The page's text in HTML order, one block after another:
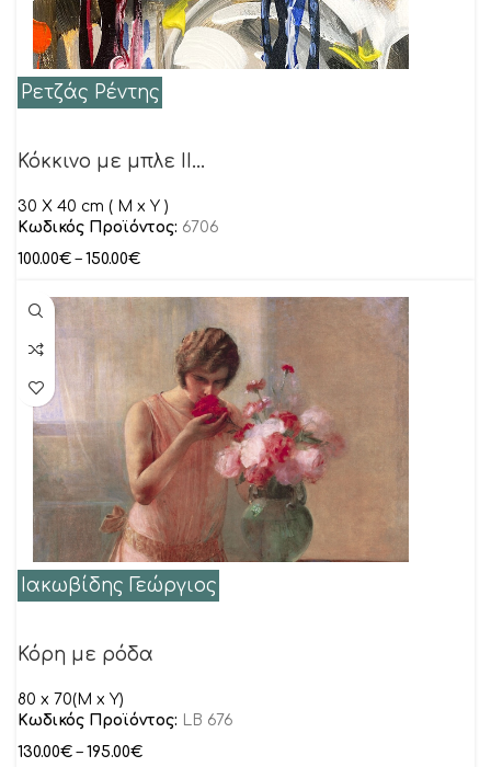
Ρετζάς Ρέντης
Κόκκινο με μπλε II…
30 Χ 40 cm ( M x Y )
Κωδικός Προϊόντος: 6706
100.00€ – 150.00€
Ιακωβίδης Γεώργιος
Κόρη με ρόδα
80 x 70(M x Y)
Κωδικός Προϊόντος: LB 676
130.00€ – 195.00€